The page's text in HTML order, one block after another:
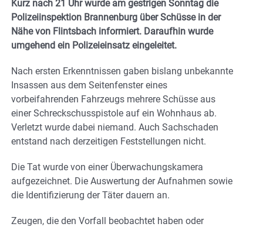
Kurz nach 21 Uhr wurde am gestrigen Sonntag die
Polizeiinspektion Brannenburg über Schüsse in der
Nähe von Flintsbach informiert. Daraufhin wurde
umgehend ein Polizeieinsatz eingeleitet.
Nach ersten Erkenntnissen gaben bislang unbekannte
Insassen aus dem Seitenfenster eines
vorbeifahrenden Fahrzeugs mehrere Schüsse aus
einer Schreckschusspistole auf ein Wohnhaus ab.
Verletzt wurde dabei niemand. Auch Sachschaden
entstand nach derzeitigen Feststellungen nicht.
Die Tat wurde von einer Überwachungskamera
aufgezeichnet. Die Auswertung der Aufnahmen sowie
die Identifizierung der Täter dauern an.
Zeugen, die den Vorfall beobachtet haben oder